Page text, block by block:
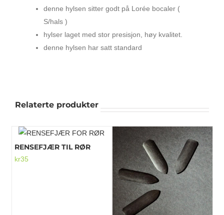
denne hylsen sitter godt på Lorée bocaler (
S/hals )
hylser laget med stor presisjon, høy kvalitet.
denne hylsen har satt standard
Relaterte produkter
RENSEFJÆR TIL RØR
kr35